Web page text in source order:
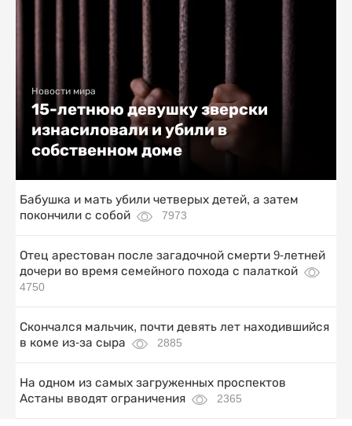
Новости мира
15-летнюю девушку зверски
изнасиловали и убили в
собственном доме
Бабушка и мать убили четверых детей, а затем
покончили с собой
7973
Отец арестован после загадочной смерти 9-летней
дочери во время семейного похода с палаткой
4750
Скончался мальчик, почти девять лет находившийся
в коме из-за сыра
2885
На одном из самых загруженных проспектов
Астаны вводят ограничения
2365